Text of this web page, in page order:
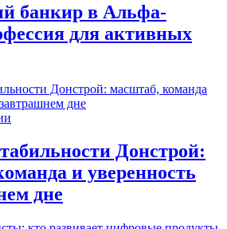
банкир в Альфа-
для активных
Донстрой:
и уверенность
дне